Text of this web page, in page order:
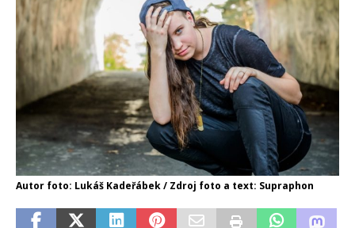
Autor foto: Lukáš Kadeřábek / Zdroj foto a text: Supraphon